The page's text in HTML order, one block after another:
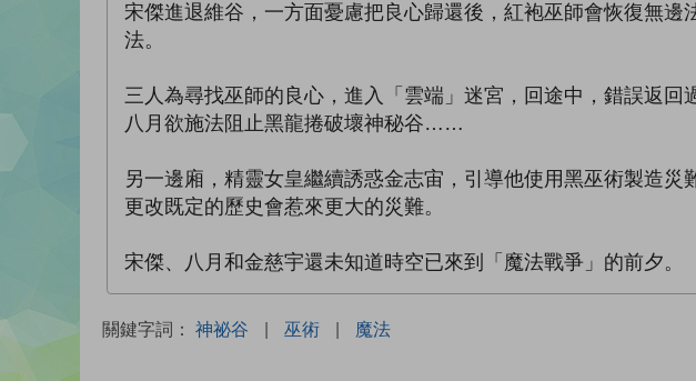
宋傑進退維谷，一方面憂慮把良心歸還後，紅袍巫師會恢復無
法。
三人為尋找巫師的良心，進入「雲端」迷宮，回途中，錯誤返
八月欲施法阻止黑龍捲破壞神秘谷……
另一邊廂，精靈女皇繼續誘惑金志宙，引導他使用黑巫術製造
更改既定的歷史會惹來更大的災難。
宋傑、八月和金慈宇還未知道時空已來到「魔法戰爭」的前夕。
關鍵字詞： 神祕谷 | 巫術 | 魔法